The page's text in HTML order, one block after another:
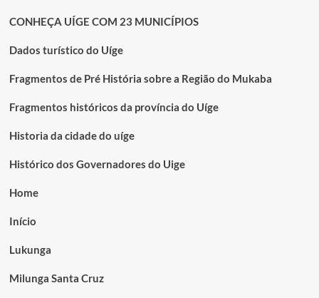
CONHEÇA UÍGE COM 23 MUNICÍPIOS
Dados turístico do Uíge
Fragmentos de Pré História sobre a Região do Mukaba
Fragmentos históricos da província do Uíge
Historia da cidade do uíge
Histórico dos Governadores do Uige
Home
Início
Lukunga
Milunga Santa Cruz